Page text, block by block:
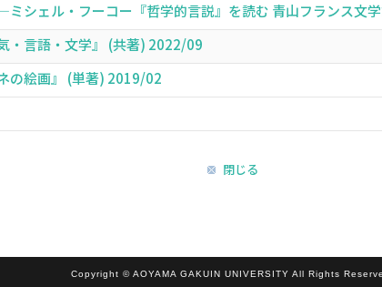
シェル・フーコー『哲学的言説』を読む 青山フランス文
・言語・文学』 (共著) 2022/09
の絵画』 (単著) 2019/02
閉じる
Copyright © AOYAMA GAKUIN UNIVERSITY All Rights